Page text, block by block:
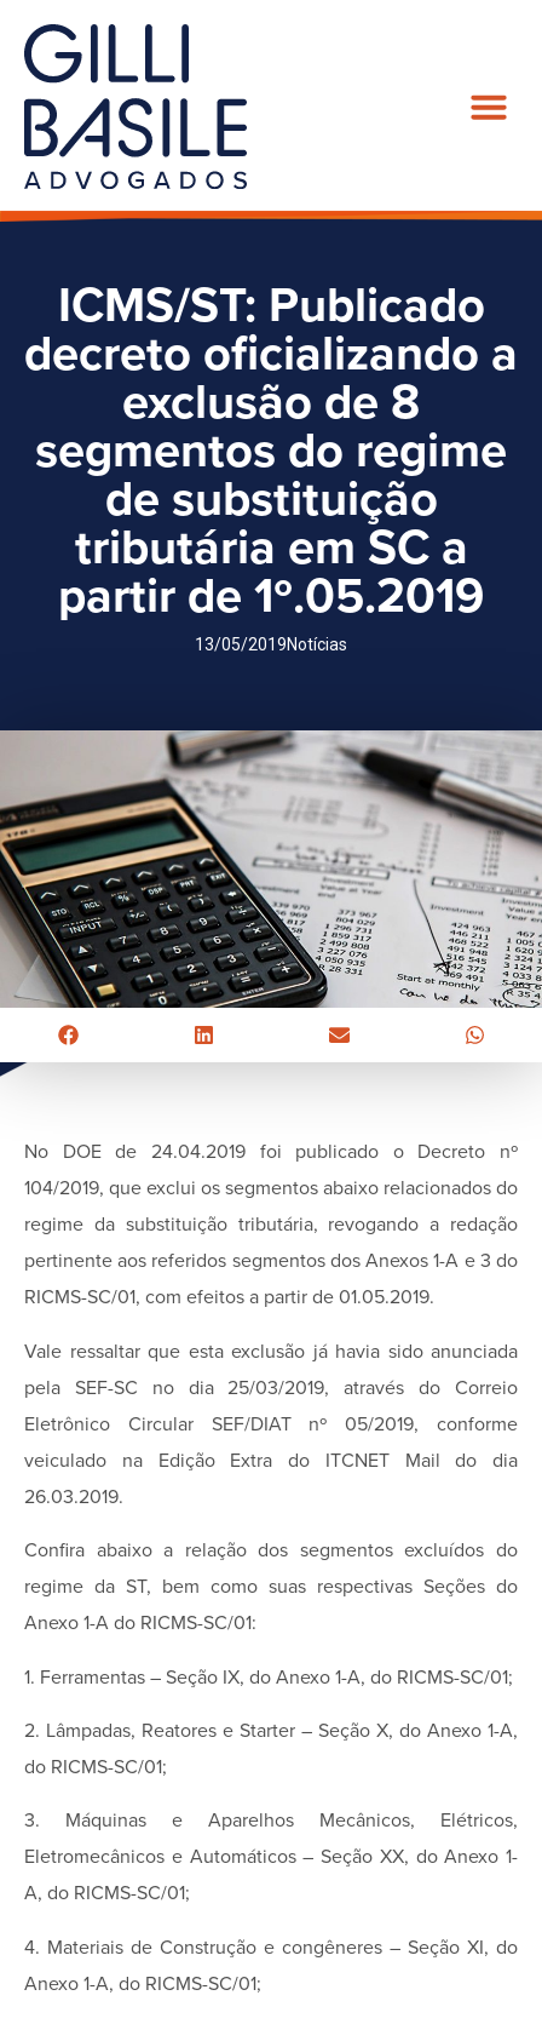
ICMS/ST: Publicado
decreto oficializando a
exclusão de 8
segmentos do regime
de substituição
tributária em SC a
partir de 1º.05.2019
13/05/2019Notícias
No DOE de 24.04.2019 foi publicado o Decreto nº
104/2019, que exclui os segmentos abaixo relacionados do
regime da substituição tributária, revogando a redação
pertinente aos referidos segmentos dos Anexos 1-A e 3 do
RICMS-SC/01, com efeitos a partir de 01.05.2019.
Vale ressaltar que esta exclusão já havia sido anunciada
pela SEF-SC no dia 25/03/2019, através do Correio
Eletrônico Circular SEF/DIAT nº 05/2019, conforme
veiculado na Edição Extra do ITCNET Mail do dia
26.03.2019.
Confira abaixo a relação dos segmentos excluídos do
regime da ST, bem como suas respectivas Seções do
Anexo 1-A do RICMS-SC/01:
1. Ferramentas – Seção IX, do Anexo 1-A, do RICMS-SC/01;
2. Lâmpadas, Reatores e Starter – Seção X, do Anexo 1-A,
do RICMS-SC/01;
3. Máquinas e Aparelhos Mecânicos, Elétricos,
Eletromecânicos e Automáticos – Seção XX, do Anexo 1-
A, do RICMS-SC/01;
4. Materiais de Construção e congêneres – Seção XI, do
Anexo 1-A, do RICMS-SC/01;